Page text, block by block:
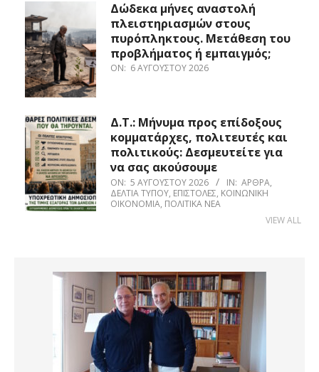
Δώδεκα μήνες αναστολή
πλειστηριασμών στους
πυρόπληκτους. Μετάθεση του
προβλήματος ή εμπαιγμός;
ON: 6 ΑΥΓΟΎΣΤΟΥ 2026
Δ.Τ.: Μήνυμα προς επίδοξους
κομματάρχες, πολιτευτές και
πολιτικούς: Δεσμευτείτε για
να σας ακούσουμε
ON: 5 ΑΥΓΟΎΣΤΟΥ 2026 IN: ΆΡΘΡΑ,
ΔΕΛΤΊΑ ΤΎΠΟΥ, ΕΠΙΣΤΟΛΈΣ, ΚΟΙΝΩΝΙΚΉ
ΟΙΚΟΝΟΜΊΑ, ΠΟΛΙΤΙΚΆ ΝΈΑ
VIEW ALL